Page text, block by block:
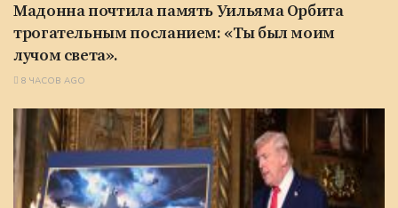
Мадонна почтила память Уильяма Орбита
трогательным посланием: «Ты был моим
лучом света».
8 ЧАСОВ AGO